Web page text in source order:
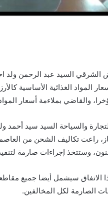
السيد عبد الرحمن ولد
المواد الغذائية الأساسية
والقاضي بملاءمة أسعار
والسياحة السيد سيد أحمد
راعت تكاليف الشحن من
وستتخذ إجراءات صارمة
سيشمل أيضا جميع
الصارمة لكل المخالفين.